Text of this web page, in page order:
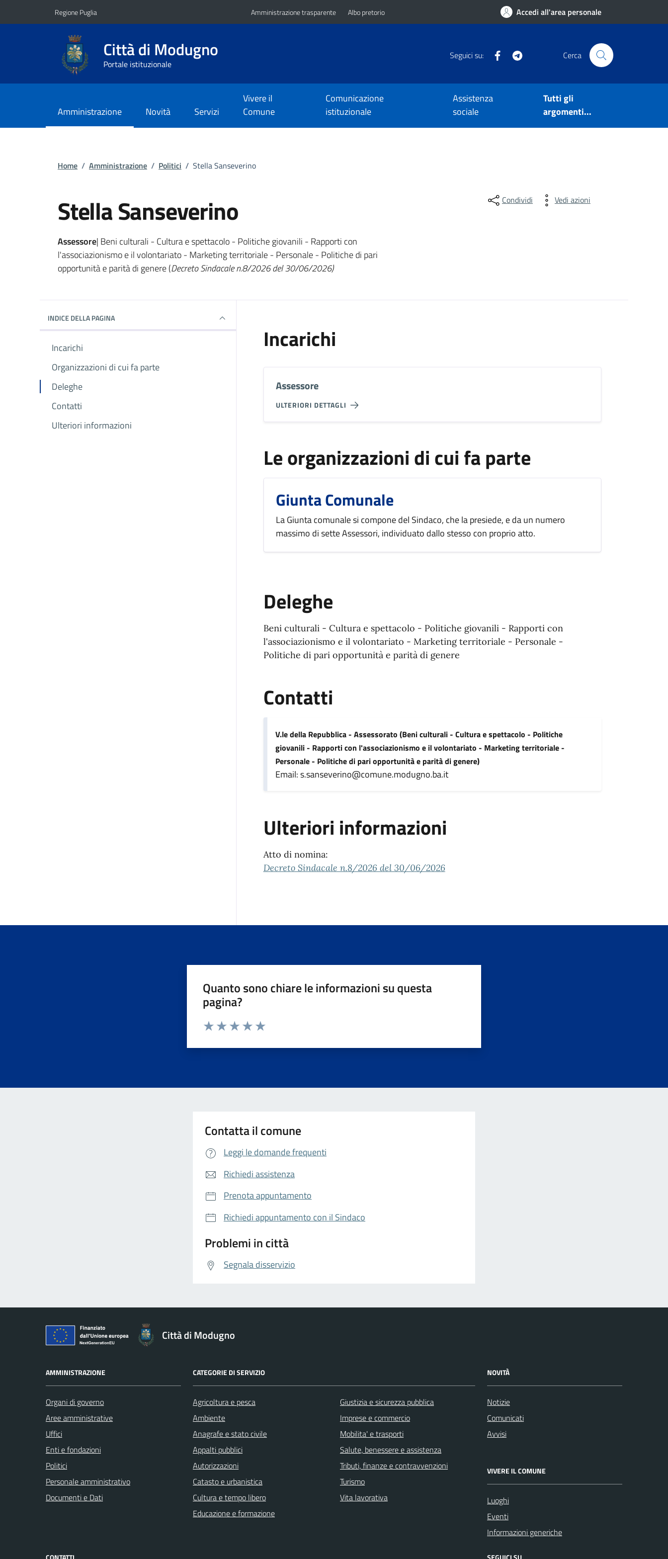
Regione Puglia Amministrazione trasparente Albo pretorio Accedi all'area personale
Città di Modugno
Portale istituzionale
Seguici su: Facebook Cerca
Amministrazione Novità Servizi
Vivere il
Comune
Comunicazione
istituzionale
Assistenza
sociale
Tutti gli
argomenti...
Home / Amministrazione / Politici / Stella Sanseverino
Stella Sanseverino
Assessore| Beni culturali - Cultura e spettacolo - Politiche giovanili - Rapporti con
l'associazionismo e il volontariato - Marketing territoriale - Personale - Politiche di pari
opportunità e parità di genere (Decreto Sindacale n.8/2026 del 30/06/2026)
Condividi Vedi azioni
INDICE DELLA PAGINA
Incarichi
Organizzazioni di cui fa parte
Deleghe
Contatti
Ulteriori informazioni
Incarichi
Assessore
ULTERIORI DETTAGLI
Le organizzazioni di cui fa parte
Giunta Comunale
La Giunta comunale si compone del Sindaco, che la presiede, e da un numero
massimo di sette Assessori, individuato dallo stesso con proprio atto.
Deleghe
Beni culturali - Cultura e spettacolo - Politiche giovanili - Rapporti con
l'associazionismo e il volontariato - Marketing territoriale - Personale -
Politiche di pari opportunità e parità di genere
Contatti
V.le della Repubblica - Assessorato (Beni culturali - Cultura e spettacolo - Politiche
giovanili - Rapporti con l'associazionismo e il volontariato - Marketing territoriale -
Personale - Politiche di pari opportunità e parità di genere)
Email: s.sanseverino@comune.modugno.ba.it
Ulteriori informazioni
Atto di nomina:
Decreto Sindacale n.8/2026 del 30/06/2026
Quanto sono chiare le informazioni su questa
pagina?
Valuta da 1 a 5 stelle la pagina
Contatta il comune
Leggi le domande frequenti
Richiedi assistenza
Prenota appuntamento
Richiedi appuntamento con il Sindaco
Problemi in città
Segnala disservizio
Città di Modugno
AMMINISTRAZIONE
Organi di governo
Aree amministrative
Uffici
Enti e fondazioni
Politici
Personale amministrativo
Documenti e Dati
CATEGORIE DI SERVIZIO
Agricoltura e pesca
Ambiente
Anagrafe e stato civile
Appalti pubblici
Autorizzazioni
Catasto e urbanistica
Cultura e tempo libero
Educazione e formazione
Giustizia e sicurezza pubblica
Imprese e commercio
Mobilita' e trasporti
Salute, benessere e assistenza
Tributi, finanze e contravvenzioni
Turismo
Vita lavorativa
NOVITÀ
Notizie
Comunicati
Avvisi
VIVERE IL COMUNE
Luoghi
Eventi
Informazioni generiche